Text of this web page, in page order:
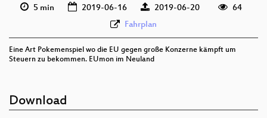
5 min 2019-06-16 2019-06-20
64
Fahrplan
Eine Art Pokemenspiel wo die EU gegen große Konzerne kämpft um
Steuern zu bekommen. EUmon im Neuland
Download